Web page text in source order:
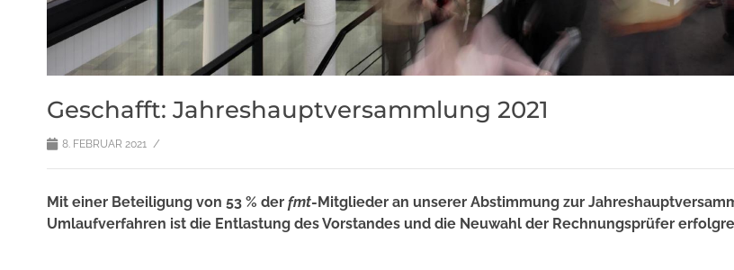
Geschafft: Jahreshauptversammlung 2021
8. FEBRUAR 2021 /
Mit einer Beteiligung von 53 % der fmt-Mitglieder an unserer Abstimmung zur
Umlaufverfahren ist die Entlastung des Vorstandes und die Neuwahl der Rechnungsprüfer